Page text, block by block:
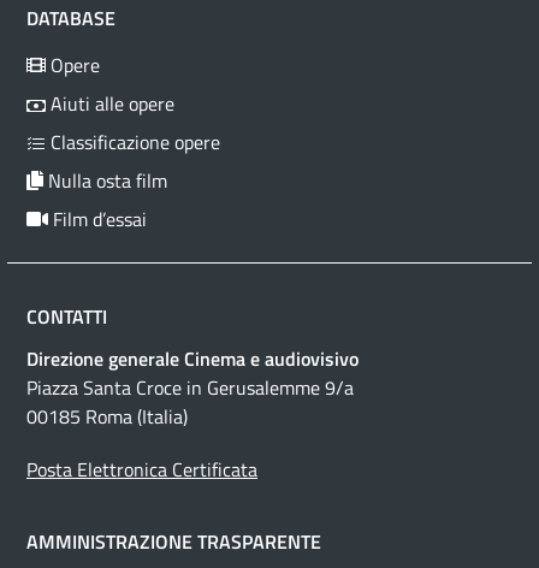
DATABASE
Opere
Aiuti alle opere
Classificazione opere
Nulla osta film
Film d’essai
CONTATTI
Direzione generale Cinema e audiovisivo
Piazza Santa Croce in Gerusalemme 9/a
00185 Roma (Italia)
Posta Elettronica Certificata
AMMINISTRAZIONE TRASPARENTE